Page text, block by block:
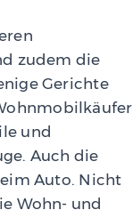
zudem die
Gerichte
und
Auch die
Auto. Nicht
Wohn- und